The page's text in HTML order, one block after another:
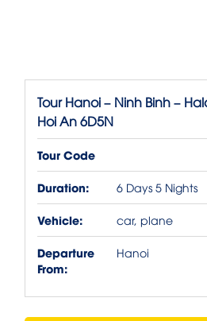
Tour Hanoi – Ninh Binh –
Hoi An 6D5N
Tour Code
Duration:
6 Days 5 Nights
Vehicle: car, plane
Departure
From:
Hanoi